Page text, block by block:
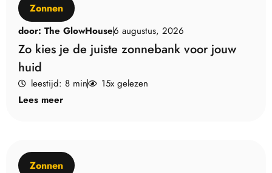
Zonnen
door: The GlowHouse6 augustus, 2026
Zo kies je de juiste zonnebank voor jouw
huid
leestijd: 8 min
15x gelezen
Lees meer
Zonnen